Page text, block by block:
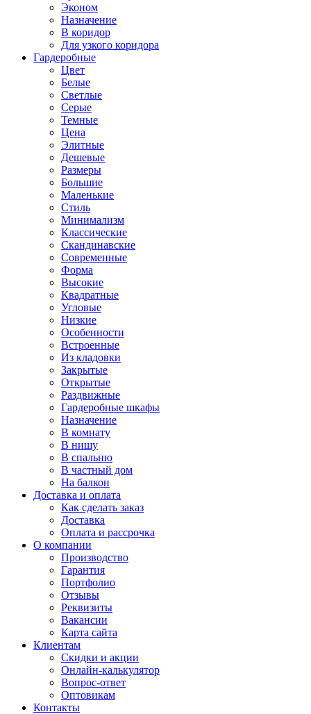
Эконом
Назначение
В коридор
Для узкого коридора
Гардеробные
Цвет
Белые
Светлые
Серые
Темные
Цена
Элитные
Дешевые
Размеры
Большие
Маленькие
Стиль
Минимализм
Классические
Скандинавские
Современные
Форма
Высокие
Квадратные
Угловые
Низкие
Особенности
Встроенные
Из кладовки
Закрытые
Открытые
Раздвижные
Гардеробные шкафы
Назначение
В комнату
В нишу
В спальню
В частный дом
На балкон
Доставка и оплата
Как сделать заказ
Доставка
Оплата и рассрочка
О компании
Производство
Гарантия
Портфолио
Отзывы
Реквизиты
Вакансии
Карта сайта
Клиентам
Скидки и акции
Онлайн-калькулятор
Вопрос-ответ
Оптовикам
Контакты